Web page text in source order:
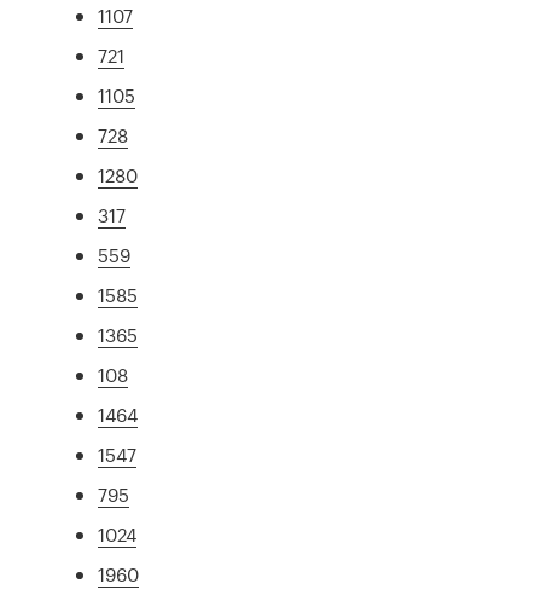
1107
721
1105
728
1280
317
559
1585
1365
108
1464
1547
795
1024
1960